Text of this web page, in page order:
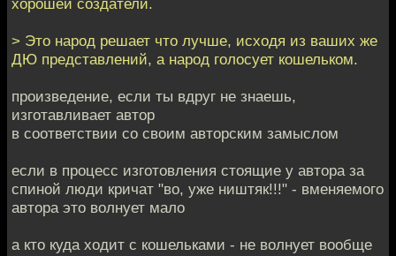
хорошей создатели.
> Это народ решает что лучше, исходя из ваших же
ДЮ представлений, а народ голосует кошельком.
произведение, если ты вдруг не знаешь,
изготавливает автор
в соответствии со своим авторским замыслом
если в процесс изготовления стоящие у автора за
спиной люди кричат "во, уже ништяк!!!" - вменяемого
автора это волнует мало
а кто куда ходит с кошельками - не волнует вообще